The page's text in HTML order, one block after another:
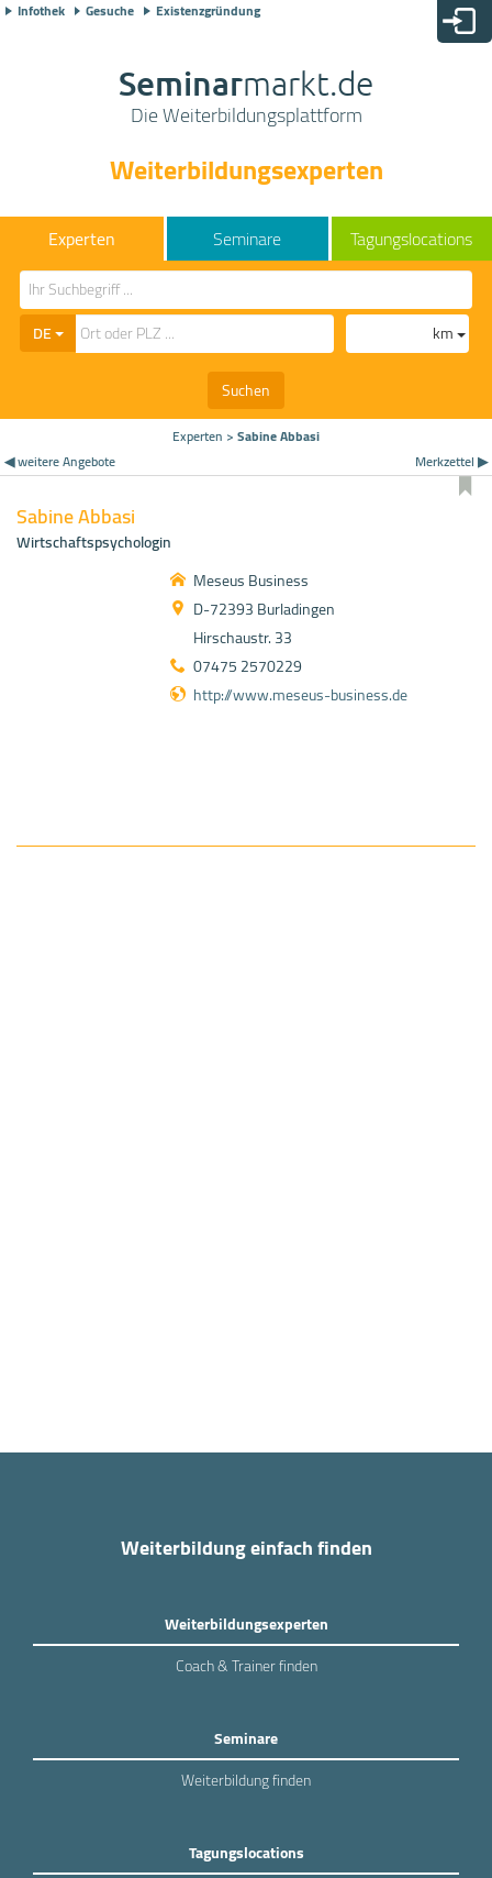
Infothek Gesuche Existenzgründung
Seminarmarkt.de
Die Weiterbildungsplattform
Weiterbildungsexperten
Seminare Tagungslocations
DE
km
Suchen
Experten >Sabine Abbasi
◀ weitere Angebote
Merkzettel ▶
Sabine Abbasi
Wirtschaftspsychologin
Meseus Business
D-72393 Burladingen
Hirschaustr. 33
07475 2570229
http://www.meseus-business.de
Weiterbildung einfach finden
Weiterbildungsexperten
Coach & Trainer finden
Seminare
Weiterbildung finden
Tagungslocations